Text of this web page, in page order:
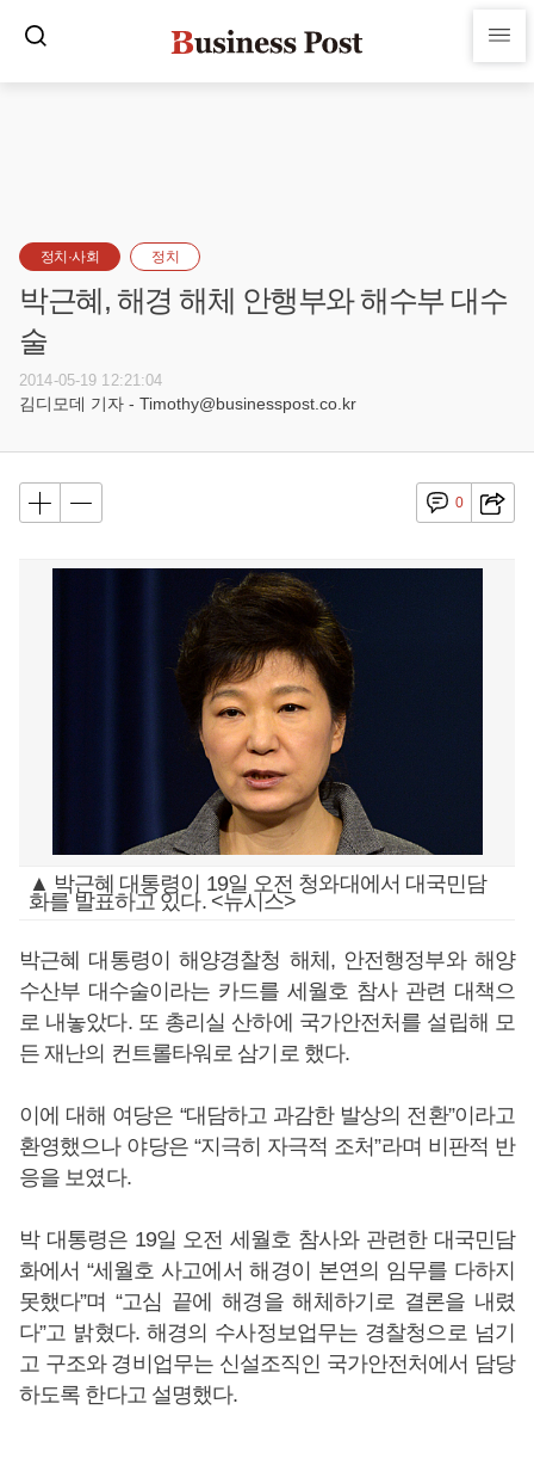
정치·사회 정치
박근혜, 해경 해체 안행부와 해수부 대수
술
2014-05-19 12:21:04
김디모데 기자 - Timothy@businesspost.co.kr
0
▲ 박근혜 대통령이 19일 오전 청와대에서 대국민담
화를 발표하고 있다. <뉴시스>
박근혜 대통령이 해양경찰청 해체, 안전행정부와 해양
수산부 대수술이라는 카드를 세월호 참사 관련 대책으
로 내놓았다. 또 총리실 산하에 국가안전처를 설립해 모
든 재난의 컨트롤타워로 삼기로 했다.
이에 대해 여당은 “대담하고 과감한 발상의 전환”이라고
환영했으나 야당은 “지극히 자극적 조처”라며 비판적 반
응을 보였다.
박 대통령은 19일 오전 세월호 참사와 관련한 대국민담
화에서 “세월호 사고에서 해경이 본연의 임무를 다하지
못했다”며 “고심 끝에 해경을 해체하기로 결론을 내렸
다”고 밝혔다. 해경의 수사정보업무는 경찰청으로 넘기
고 구조와 경비업무는 신설조직인 국가안전처에서 담당
하도록 한다고 설명했다.